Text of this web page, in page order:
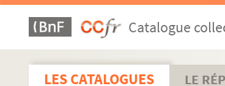
Catalogue
LES CATALOGUES LE
M-DOC-9-1-7. Portrait de la région
M-DOC-9-1-8. Motif du
M-DOC-9-1-9. Motif du